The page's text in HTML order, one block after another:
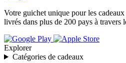
Votre guichet unique pour les cadeaux
livrés dans plus de 200 pays à travers
Explorer
Catégories de cadeaux